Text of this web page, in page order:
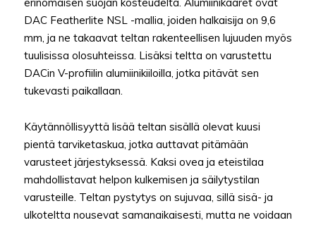
DAC Featherlite NSL -mallia, joiden halkaisija on 9,6
mm, ja ne takaavat teltan rakenteellisen lujuuden myös
tuulisissa olosuhteissa. Lisäksi teltta on varustettu
DACin V-profiilin alumiinikiiloilla, jotka pitävät sen
tukevasti paikallaan.
Käytännöllisyyttä lisää teltan sisällä olevat kuusi
pientä tarviketaskua, jotka auttavat pitämään
varusteet järjestyksessä. Kaksi ovea ja eteistilaa
mahdollistavat helpon kulkemisen ja säilytystilan
varusteille. Teltan pystytys on sujuvaa, sillä sisä- ja
ulkoteltta nousevat samanaikaisesti, mutta ne voidaan